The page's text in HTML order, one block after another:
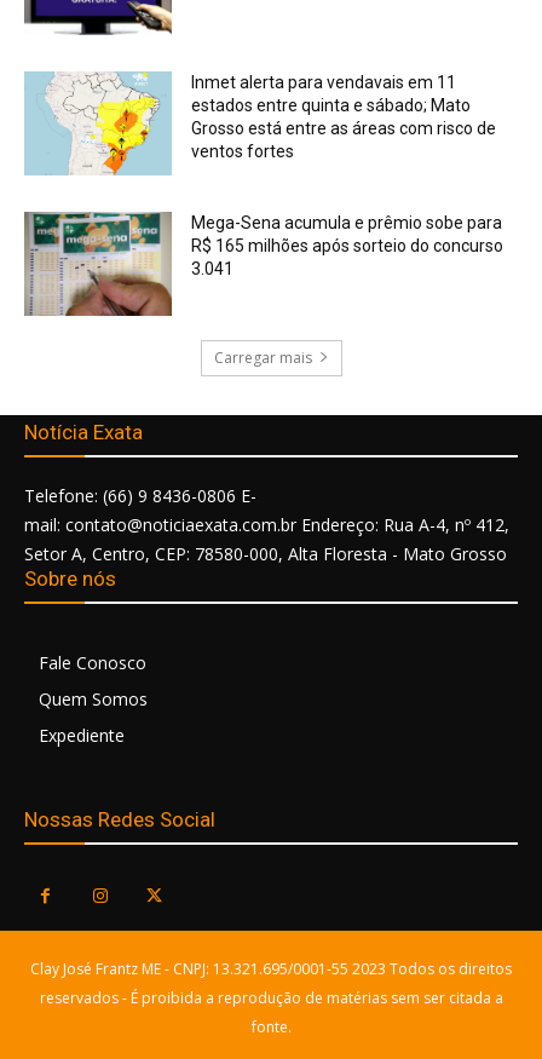
Inmet alerta para vendavais em 11
estados entre quinta e sábado; Mato
Grosso está entre as áreas com risco de
ventos fortes
Mega-Sena acumula e prêmio sobe para
R$ 165 milhões após sorteio do concurso
3.041
Carregar mais
Notícia Exata
Telefone: (66) 9 8436-0806 E-
mail: contato@noticiaexata.com.br Endereço: Rua A-4, nº 412,
Setor A, Centro, CEP: 78580-000, Alta Floresta - Mato Grosso
Sobre nós
Fale Conosco
Quem Somos
Expediente
Nossas Redes Social
Clay José Frantz ME - CNPJ: 13.321.695/0001-55 2023 Todos os direitos
reservados - É proibida a reprodução de matérias sem ser citada a
fonte.